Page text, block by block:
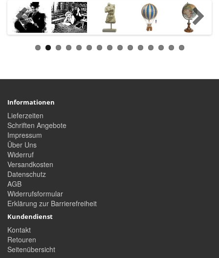
Informationen
Lieferzeiten
Schriften Angebote
Impressum
Über Uns
Widerruf
Versandkosten
Datenschutz
AGB
Widerrufsformular
Erklärung zur Barrierefreiheit
Kundendienst
Kontakt
Retouren
Seitenübersicht